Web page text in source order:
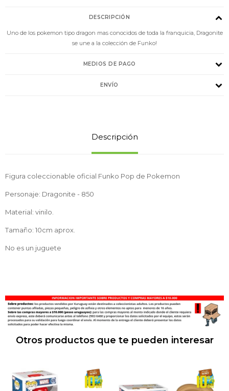
DESCRIPCIÓN
Uno de los pokemon tipo dragon mas conocidos de toda la franquicia, Dragonite
se une a la colección de Funko!
MEDIOS DE PAGO
ENVÍO
Descripción
Figura coleccionable oficial Funko Pop de Pokemon
Personaje: Dragonite - 850
Material: vinilo.
Tamaño: 10cm aprox.
No es un juguete
Otros productos que te pueden interesar